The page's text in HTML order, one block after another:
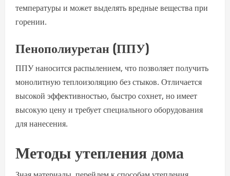
температуры и может выделять вредные вещества при
горении.
Пенополиуретан (ППУ)
ППУ наносится распылением, что позволяет получить
монолитную теплоизоляцию без стыков. Отличается
высокой эффективностью, быстро сохнет, но имеет
высокую цену и требует специального оборудования
для нанесения.
Методы утепления дома